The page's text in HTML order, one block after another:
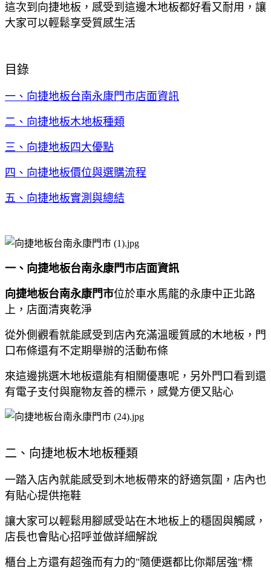
這次到向捷地板，感受到這邊木地板都好看又耐用，讓
大家可以輕鬆享受質感生活
目錄
一、向捷地板台南永康門市店面資訊
二、向捷地板木地板種類
三、向捷地板四大優點
四、向捷地板價位與選購流程
五、向捷地板實測與總結
一、向捷地板台南永康門市店面資訊
向捷地板台南永康門市位於車水馬龍的永康中正北路
上，店面清爽乾淨
從外側觀看就能感受到店內充滿溫暖質感的木地板，門
口布條還有不定期舉辦的活動布條
來這邊挑選木地板還能有相關優惠呢，另外門口看到還
有電子支付與寵物友善的標示，感覺方便又貼心
二、向捷地板木地板種類
一踏入店內就能感受到木地板帶來的舒適氛圍，店內也
有貼心提供拖鞋
讓大家可以輕鬆用腳感受站在木地板上的穩固與觸感，
店長也會貼心招呼並做詳細解說
櫃台上方還有超強而有力的"隨便選都比你鄰居強"標